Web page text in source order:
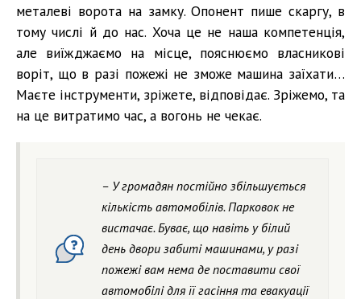
металеві ворота на замку. Опонент пише скаргу, в
тому числі й до нас. Хоча це не наша компетенція,
але виїжджаємо на місце, пояснюємо власникові
воріт, що в разі пожежі не зможе машина заїхати…
Маєте інструменти, зріжете, відповідає. Зріжемо, та
на це витратимо час, а вогонь не чекає.
– У громадян постійно збільшується
кількість автомобілів. Парковок не
вистачає. Буває, що навіть у білий
день двори забиті машинами, у разі
пожежі вам нема де поставити свої
автомобілі для її гасіння та евакуації